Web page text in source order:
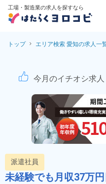
工場・製造業の求人を探すなら
トップ エリア検索 愛知の求人一
自動車用部
今月のイチオシ求人
派遣社員
未経験でも月収37万